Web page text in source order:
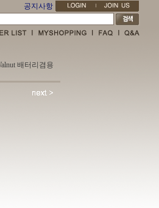
공지사항
배터리겸용